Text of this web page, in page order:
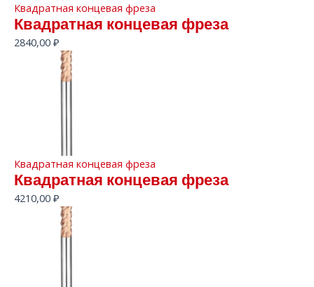
Квадратная концевая фреза
Квадратная концевая фреза
2840,00 ₽
Квадратная концевая фреза
Квадратная концевая фреза
4210,00 ₽